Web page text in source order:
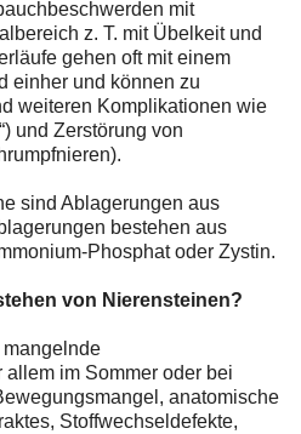
mit
z. T. mit Übelkeit und
gehen oft mit einem
einher und können zu
weiteren Komplikationen wie
und Zerstörung von
sind Ablagerungen aus
bestehen aus
Phosphat oder Zystin.
von Nierensteinen?
im Sommer oder bei
anatomische
Stoffwechseldefekte,